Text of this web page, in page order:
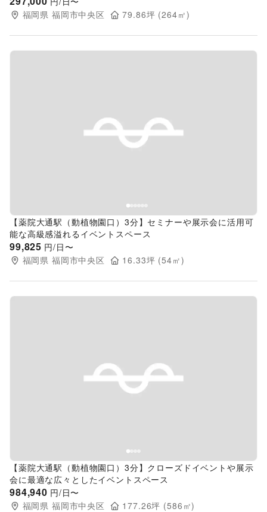
福岡県 福岡市中央区 79.86坪 (264㎡)
Previous slide
【薬院大通駅（動植物園口）3分】セミナーや展示会に活用可
能な高級感溢れるイベントスペース
99,825 円/日〜
福岡県 福岡市中央区 16.33坪 (54㎡)
Previous slide
【薬院大通駅（動植物園口）3分】クローズドイベントや展示
会に最適な広々としたイベントスペース
984,940 円/日〜
福岡県 福岡市中央区 177.26坪 (586 ㎡)